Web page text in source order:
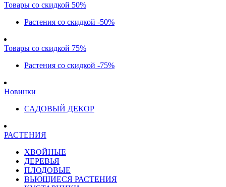
Товары со скидкой 50%
Растения со скидкой -50%
Товары со скидкой 75%
Растения со скидкой -75%
Новинки
САДОВЫЙ ДЕКОР
РАСТЕНИЯ
ХВОЙНЫЕ
ДЕРЕВЬЯ
ПЛОДОВЫЕ
ВЬЮЩИЕСЯ РАСТЕНИЯ